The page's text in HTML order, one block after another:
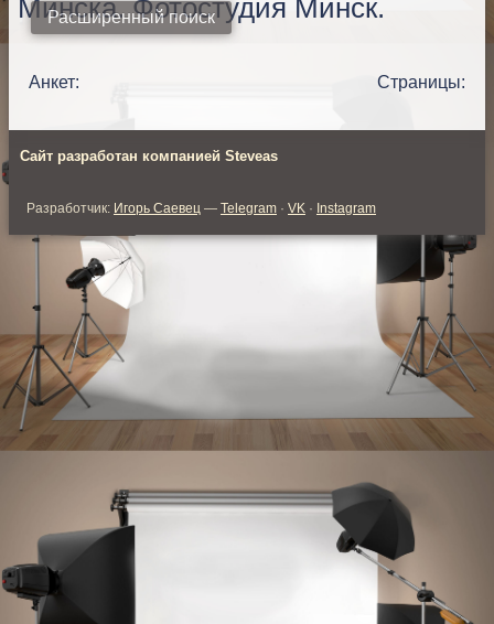
Минска. Фотостудия Минск.
Расширенный поиск
Анкет: Страницы:
Сайт разработан компанией Steveas
Разработчик: Игорь Саевец — Telegram · VK · Instagram